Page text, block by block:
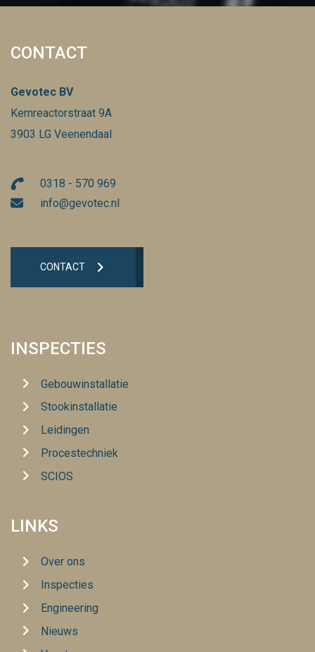
CONTACT
Gevotec BV
Kernreactorstraat 9A
3903 LG Veenendaal
0318 - 570 969
info@gevotec.nl
CONTACT
INSPECTIES
Gebouwinstallatie
Stookinstallatie
Leidingen
Procestechniek
SCIOS
LINKS
Over ons
Inspecties
Engineering
Nieuws